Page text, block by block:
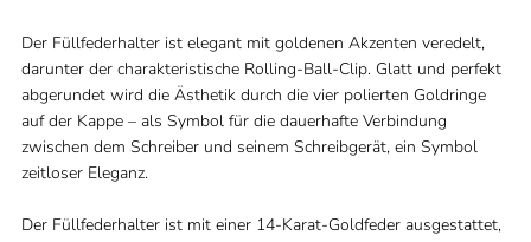
Der Füllfederhalter ist elegant mit goldenen Akzenten veredelt,
darunter der charakteristische Rolling-Ball-Clip. Glatt und perfekt
abgerundet wird die Ästhetik durch die vier polierten Goldringe
auf der Kappe – als Symbol für die dauerhafte Verbindung
zwischen dem Schreiber und seinem Schreibgerät, ein Symbol
zeitloser Eleganz.
Der Füllfederhalter ist mit einer 14-Karat-Goldfeder ausgestattet,